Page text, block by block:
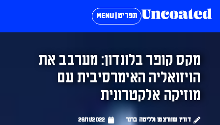
תפריט | MENU
מקס קופר בלונדון: מערבב את
הויזואליה האימרסיבית עם
מוזיקה אלקטרונית
דורין שוורצמן ולליטה ברנר
26/11/2022